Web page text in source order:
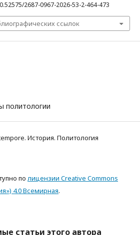
2687-0967-2026-53-2-464-473
ссылок
политологии
История. Политология
по лицензии Creative Commons
4.0 Всемирная.
статьи этого автора